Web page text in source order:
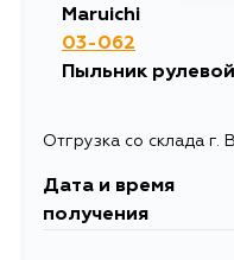
Maruichi
03-062
Пыльник
Отгрузка со склада г.
Дата и время
получения